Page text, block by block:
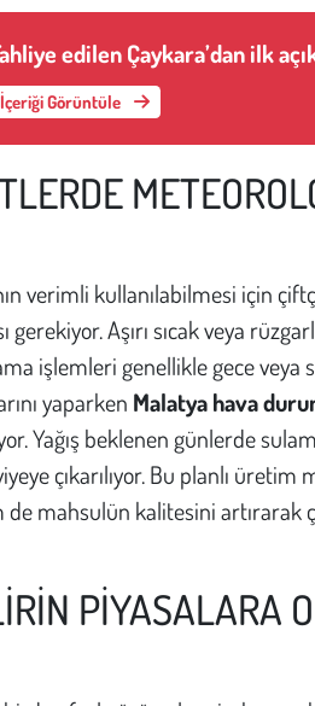
edilen Çaykara’dan ilk
İçeriği Görüntüle
verimli kullanılabilmesi için
gerekiyor. Aşırı sıcak veya
işlemleri genellikle gece veya
yaparken Malatya hava
Yağış beklenen günlerde
çıkarılıyor. Bu planlı üretim
de mahsulün kalitesini
PİYASALARA